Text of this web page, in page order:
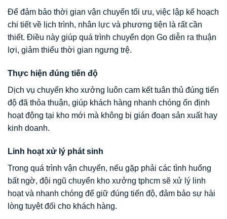
Để đảm bảo thời gian vận chuyển tối ưu, việc lập kế hoạch
chi tiết về lịch trình, nhân lực và phương tiện là rất cần
thiết. Điều này giúp quá trình chuyển dọn Go diễn ra thuận
lợi, giảm thiểu thời gian ngưng trệ.
Thực hiện đúng tiến độ
Dịch vụ chuyển kho xưởng luôn cam kết tuân thủ đúng tiến
độ đã thỏa thuận, giúp khách hàng nhanh chóng ổn định
hoạt động tại kho mới mà không bị gián đoạn sản xuất hay
kinh doanh.
Linh hoạt xử lý phát sinh
Trong quá trình vận chuyển, nếu gặp phải các tình huống
bất ngờ, đội ngũ chuyển kho xưởng tphcm sẽ xử lý linh
hoạt và nhanh chóng để giữ đúng tiến độ, đảm bảo sự hài
lòng tuyệt đối cho khách hàng.